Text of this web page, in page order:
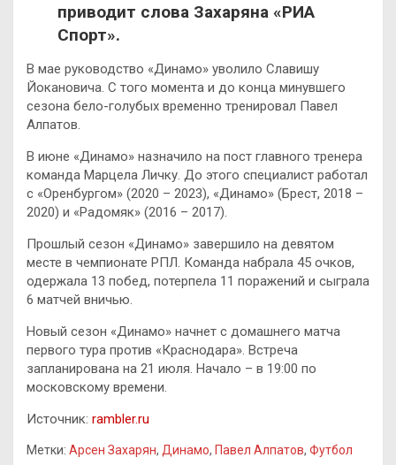
приводит слова Захаряна «РИА
Спорт».
В мае руководство «Динамо» уволило Славишу
Йокановича. С того момента и до конца минувшего
сезона бело-голубых временно тренировал Павел
Алпатов.
В июне «Динамо» назначило на пост главного тренера
команда Марцела Личку. До этого специалист работал
с «Оренбургом» (2020 – 2023), «Динамо» (Брест, 2018 –
2020) и «Радомяк» (2016 – 2017).
Прошлый сезон «Динамо» завершило на девятом
месте в чемпионате РПЛ. Команда набрала 45 очков,
одержала 13 побед, потерпела 11 поражений и сыграла
6 матчей вничью.
Новый сезон «Динамо» начнет с домашнего матча
первого тура против «Краснодара». Встреча
запланирована на 21 июля. Начало – в 19:00 по
московскому времени.
Источник: rambler.ru
Метки: Арсен Захарян, Динамо, Павел Алпатов, Футбол